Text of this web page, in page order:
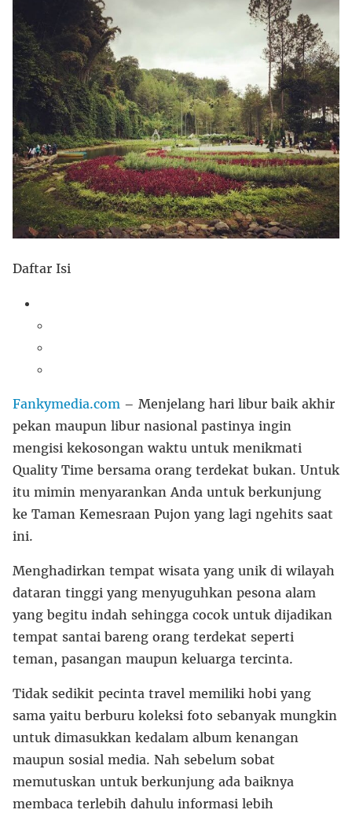
Daftar Isi
Fankymedia.com – Menjelang hari libur baik akhir
pekan maupun libur nasional pastinya ingin
mengisi kekosongan waktu untuk menikmati
Quality Time bersama orang terdekat bukan. Untuk
itu mimin menyarankan Anda untuk berkunjung
ke Taman Kemesraan Pujon yang lagi ngehits saat
ini.
Menghadirkan tempat wisata yang unik di wilayah
dataran tinggi yang menyuguhkan pesona alam
yang begitu indah sehingga cocok untuk dijadikan
tempat santai bareng orang terdekat seperti
teman, pasangan maupun keluarga tercinta.
Tidak sedikit pecinta travel memiliki hobi yang
sama yaitu berburu koleksi foto sebanyak mungkin
untuk dimasukkan kedalam album kenangan
maupun sosial media. Nah sebelum sobat
memutuskan untuk berkunjung ada baiknya
membaca terlebih dahulu informasi lebih